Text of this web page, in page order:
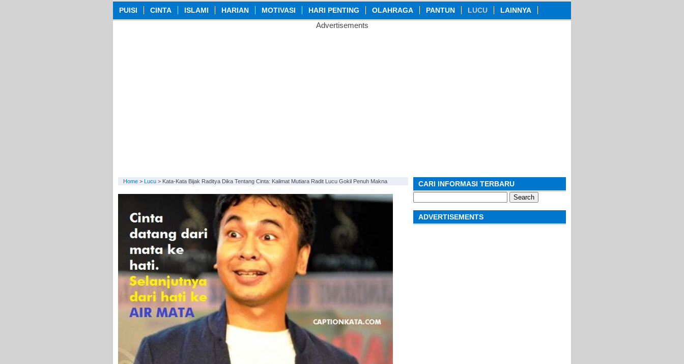
PUISI CINTA ISLAMI HARIAN MOTIVASI HARI PENTING OLAHRAGA PANTUN LUCU LAINNYA
Advertisements
Home > Lucu > Kata-Kata Bijak Raditya Dika Tentang Cinta: Kalimat Mutiara Radit Lucu Gokil Penuh Makna CARI INFORMASI TERBARU
for:
ADVERTISEMENTS